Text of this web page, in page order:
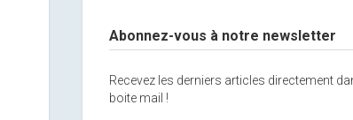
Abonnez-vous à notre newsletter
Recevez les derniers articles directement
boite mail !